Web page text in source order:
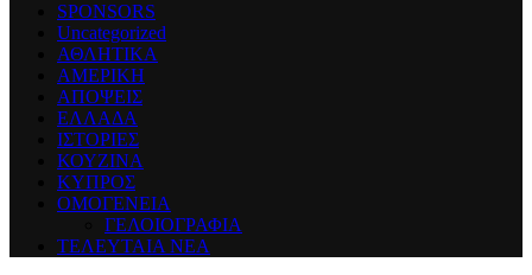
SPONSORS
Uncategorized
ΑΘΛΗΤΙΚΑ
ΑΜΕΡΙΚΗ
ΑΠΟΨΕΙΣ
ΕΛΛΑΔΑ
ΙΣΤΟΡΙΕΣ
ΚΟΥΖΙΝΑ
ΚΥΠΡΟΣ
ΟΜΟΓΕΝΕΙΑ
ΓΕΛΟΙΟΓΡΑΦΙΑ
ΤΕΛΕΥΤΑΙΑ ΝΕΑ